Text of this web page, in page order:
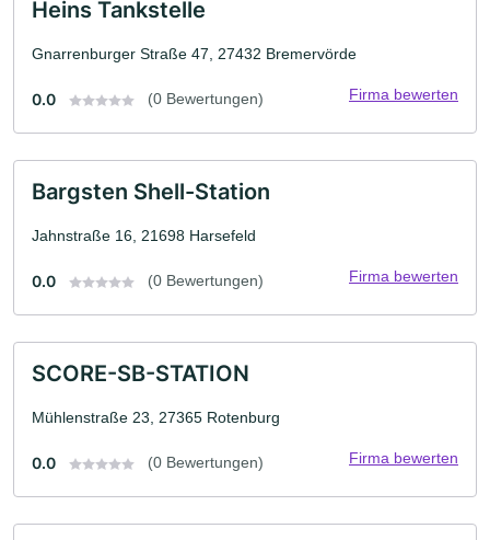
Heins Tankstelle
Gnarrenburger Straße 47, 27432 Bremervörde
0.0 (0 Bewertungen) Firma bewerten
Bargsten Shell-Station
Jahnstraße 16, 21698 Harsefeld
0.0 (0 Bewertungen) Firma bewerten
SCORE-SB-STATION
Mühlenstraße 23, 27365 Rotenburg
0.0 (0 Bewertungen) Firma bewerten